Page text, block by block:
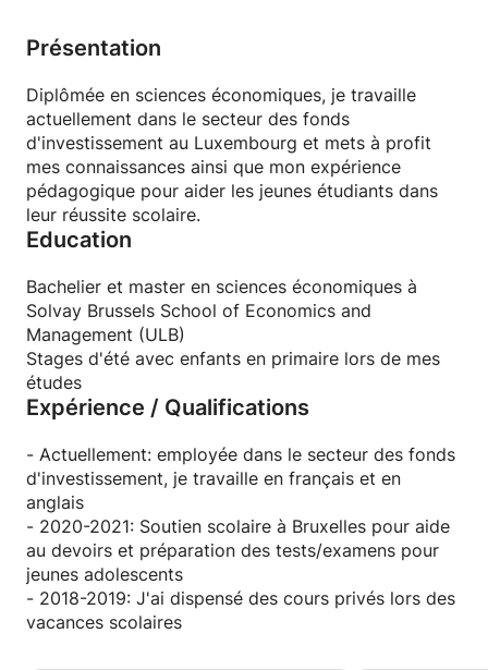
Présentation
Diplômée en sciences économiques, je travaille
actuellement dans le secteur des fonds
d'investissement au Luxembourg et mets à profit
mes connaissances ainsi que mon expérience
pédagogique pour aider les jeunes étudiants dans
leur réussite scolaire.
Education
Bachelier et master en sciences économiques à
Solvay Brussels School of Economics and
Management (ULB)
Stages d'été avec enfants en primaire lors de mes
études
Expérience / Qualifications
- Actuellement: employée dans le secteur des fonds
d'investissement, je travaille en français et en
anglais
- 2020-2021: Soutien scolaire à Bruxelles pour aide
au devoirs et préparation des tests/examens pour
jeunes adolescents
- 2018-2019: J'ai dispensé des cours privés lors des
vacances scolaires